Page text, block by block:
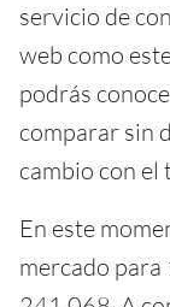
servicio de
web como
podrás
comparar sin
cambio con el
En este
mercado para